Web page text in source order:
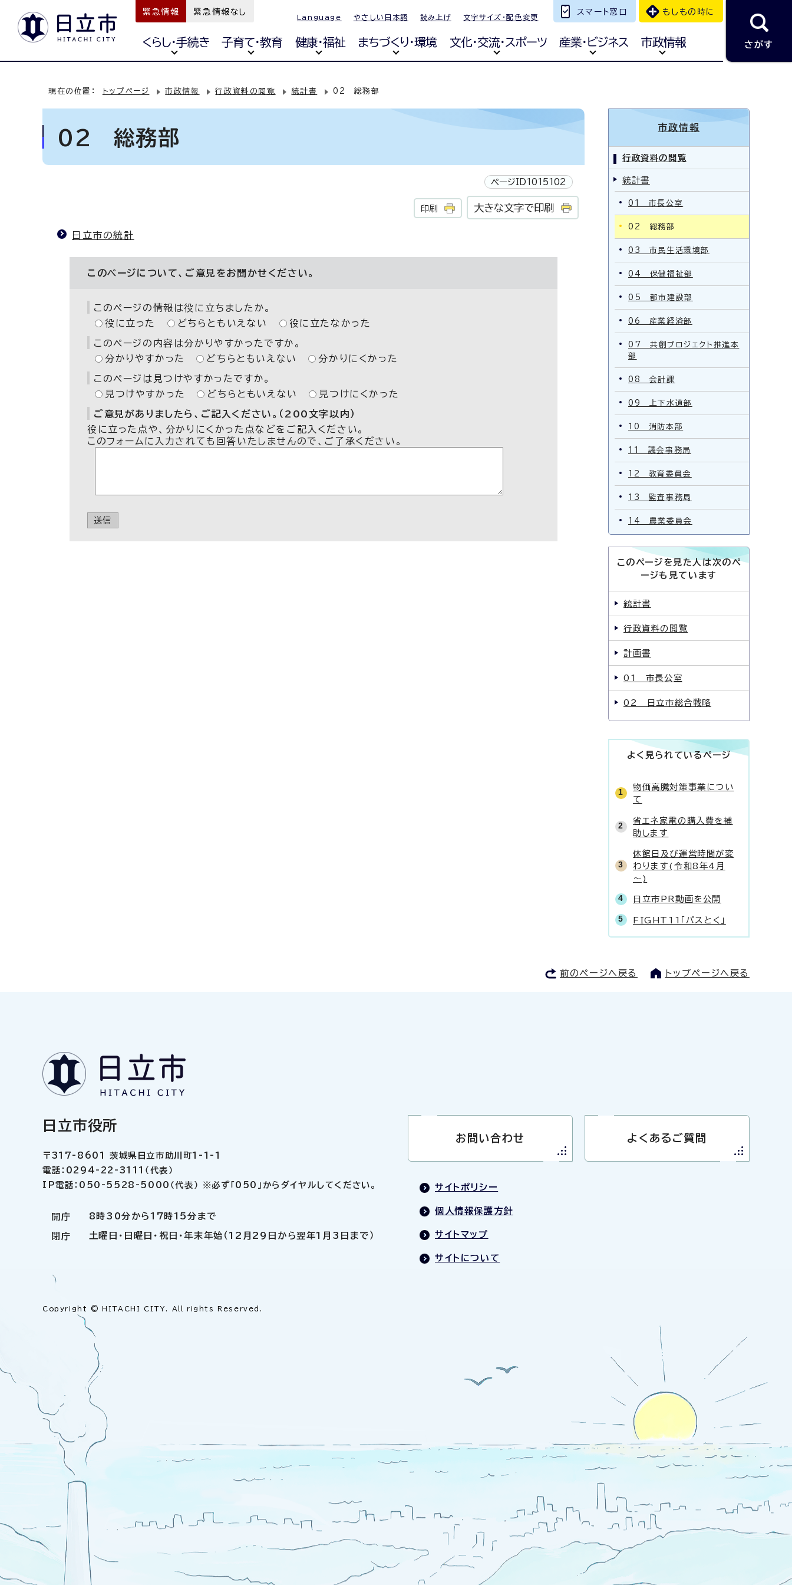
緊急情報 緊急情報なし
Language やさしい日本語 読み上げ 文字サイズ・配色変更
スマート窓口 もしもの時に
くらし・手続き 子育て・教育 健康・福祉 まちづくり・環境 文化・交流・スポーツ 産業・ビジネス 市政情報 さがす
現在の位置： トップページ 市政情報 行政資料の閲覧 統計書 02 総務部
02 総務部
ページID1015102
印刷 大きな文字で印刷
日立市の統計
このページについて、ご意見をお聞かせください。
このページの情報は役に立ちましたか。
役に立った
どちらともいえない 役に立たなかった
このページの内容は分かりやすかったですか。
分かりやすかった
どちらともいえない 分かりにくかった
このページは見つけやすかったですか。
見つけやすかった
どちらともいえない 見つけにくかった
ご意見がありましたら、ご記入ください。（200文字以内）
役に立った点や、分かりにくかった点などをご記入ください。
このフォームに入力されても回答いたしませんので、ご了承ください。
送信
市政情報
行政資料の閲覧
統計書
01 市長公室
02 総務部
03 市民生活環境部
04 保健福祉部
05 都市建設部
06 産業経済部
07 共創プロジェクト推進本
部
08 会計課
09 上下水道部
10 消防本部
11 議会事務局
12 教育委員会
13 監査事務局
14 農業委員会
このページを見た人は次のペ
ージも見ています
統計書
行政資料の閲覧
計画書
01 市長公室
02 日立市総合戦略
よく見られているページ
物価高騰対策事業につい
て
省エネ家電の購入費を補
助します
休館日及び運営時間が変
わります(令和8年4月
～)
日立市PR動画を公開
FIGHT11「パスとく」
前のページへ戻る トップページへ戻る
日立市役所
〒317-8601 茨城県日立市助川町1-1-1
電話：0294-22-3111（代表）
IP電話：050-5528-5000（代表） ※必ず「050」からダイヤルしてください。
開庁 8時30分から17時15分まで
閉庁 土曜日・日曜日・祝日・年末年始（12月29日から翌年1月3日まで）
お問い合わせ よくあるご質問
サイトポリシー
個人情報保護方針
サイトマップ
サイトについて
Copyright © HITACHI CITY. All rights Reserved.